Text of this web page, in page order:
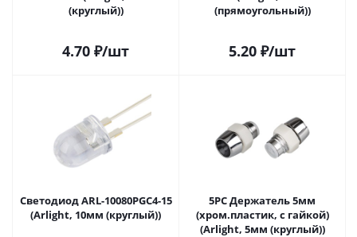
(круглый))
4.70 ₽/шт
(прямоугольный))
5.20 ₽/шт
Светодиод ARL-10080PGC4-15
(Arlight, 10мм (круглый))
5PC Держатель 5мм
(хром.пластик, с гайкой)
(Arlight, 5мм (круглый))